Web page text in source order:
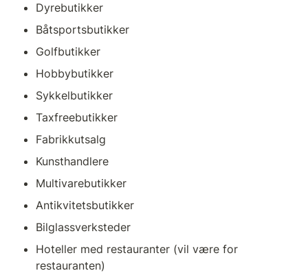
Dyrebutikker
Båtsportsbutikker
Golfbutikker
Hobbybutikker
Sykkelbutikker
Taxfreebutikker
Fabrikkutsalg
Kunsthandlere
Multivarebutikker
Antikvitetsbutikker
Bilglassverksteder
Hoteller med restauranter (vil være for
restauranten)